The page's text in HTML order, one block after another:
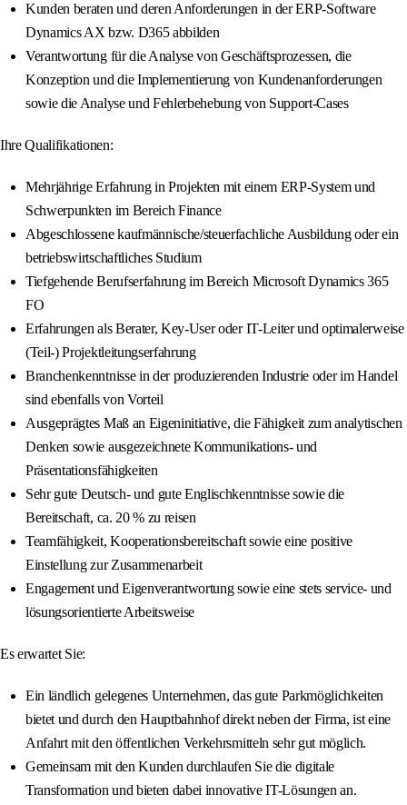
Kunden beraten und deren Anforderungen in der ERP-Software
Dynamics AX bzw. D365 abbilden
Verantwortung für die Analyse von Geschäftsprozessen, die
Konzeption und die Implementierung von Kundenanforderungen
sowie die Analyse und Fehlerbehebung von Support-Cases
Ihre Qualifikationen:
Mehrjährige Erfahrung in Projekten mit einem ERP-System und
Schwerpunkten im Bereich Finance
Abgeschlossene kaufmännische/steuerfachliche Ausbildung oder ein
betriebswirtschaftliches Studium
Tiefgehende Berufserfahrung im Bereich Microsoft Dynamics 365
FO
Erfahrungen als Berater, Key-User oder IT-Leiter und optimalerweise
(Teil-) Projektleitungserfahrung
Branchenkenntnisse in der produzierenden Industrie oder im Handel
sind ebenfalls von Vorteil
Ausgeprägtes Maß an Eigeninitiative, die Fähigkeit zum analytischen
Denken sowie ausgezeichnete Kommunikations- und
Präsentationsfähigkeiten
Sehr gute Deutsch- und gute Englischkenntnisse sowie die
Bereitschaft, ca. 20 % zu reisen
Teamfähigkeit, Kooperationsbereitschaft sowie eine positive
Einstellung zur Zusammenarbeit
Engagement und Eigenverantwortung sowie eine stets service- und
lösungsorientierte Arbeitsweise
Es erwartet Sie:
Ein ländlich gelegenes Unternehmen, das gute Parkmöglichkeiten
bietet und durch den Hauptbahnhof direkt neben der Firma, ist eine
Anfahrt mit den öffentlichen Verkehrsmitteln sehr gut möglich.
Gemeinsam mit den Kunden durchlaufen Sie die digitale
Transformation und bieten dabei innovative IT-Lösungen an.